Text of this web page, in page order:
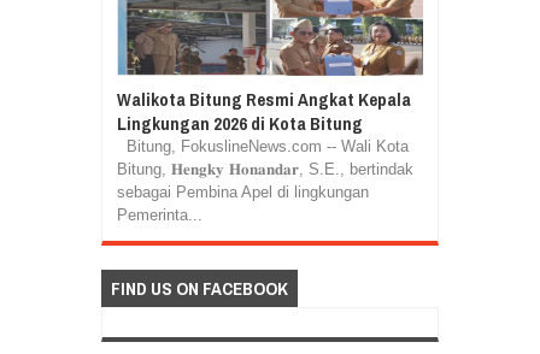
Walikota Bitung Resmi Angkat Kepala
Lingkungan 2026 di Kota Bitung
Bitung, FokuslineNews.com -- Wali Kota
Bitung, 𝐇𝐞𝐧𝐠𝐤𝐲 𝐇𝐨𝐧𝐚𝐧𝐝𝐚𝐫, S.E., bertindak
sebagai Pembina Apel di lingkungan
Pemerinta...
FIND US ON FACEBOOK